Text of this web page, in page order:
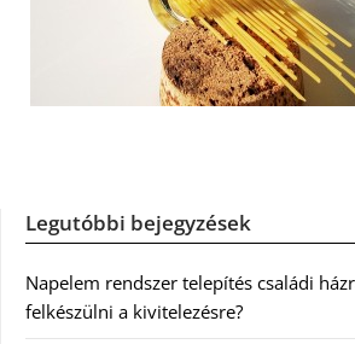
Legutóbbi bejegyzések
Napelem rendszer telepítés családi
felkészülni a kivitelezésre?